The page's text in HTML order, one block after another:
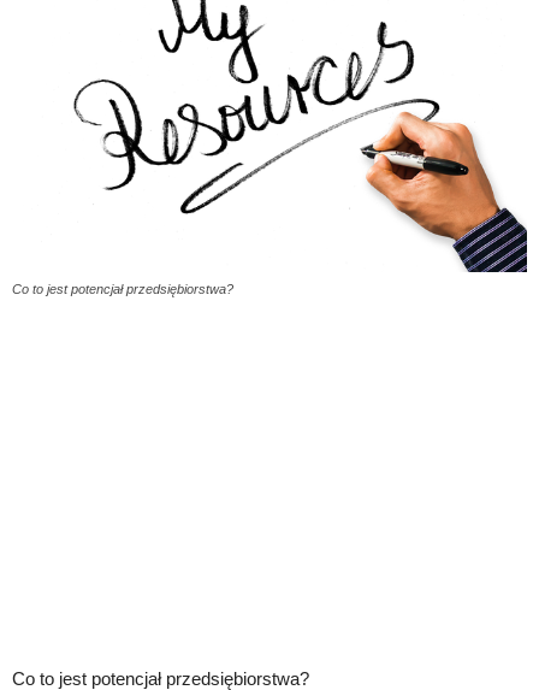
Co to jest potencjał przedsiębiorstwa?
Co to jest potencjał przedsiębiorstwa?